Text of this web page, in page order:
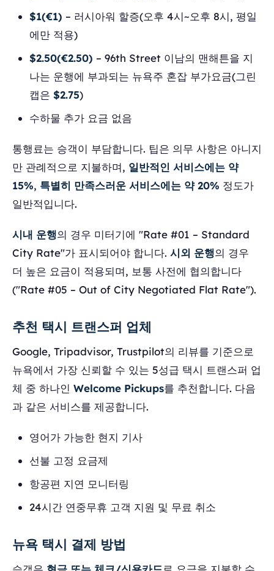
$1(€1) – 러시아워 할증(오후 4시~오후 8시, 평일
에만 적용)
$2.50(€2.50) – 96th Street 이남의 맨해튼을 지
나는 운행에 부과되는 뉴욕주 혼잡 부가요금(그린
캡은 $2.75)
수하물 추가 요금 없음
통행료는 승객이 부담합니다. 팁은 의무 사항은 아니지
만 관례적으로 지불하며, 일반적인 서비스에는 약
15%, 특별히 만족스러운 서비스에는 약 20% 정도가
일반적입니다.
시내 운행의 경우 미터기에 "Rate #01 – Standard
City Rate"가 표시되어야 합니다. 시외 운행의 경우
더 높은 요금이 적용되며, 보통 사전에 협의합니다
("Rate #05 – Out of City Negotiated Flat Rate").
추천 택시 트랜스퍼 업체
Google, Tripadvisor, Trustpilot의 리뷰를 기준으로
뉴욕에서 가장 신뢰할 수 있는 5성급 택시 트랜스퍼 업
체 중 하나인 Welcome Pickups를 추천합니다. 다음
과 같은 서비스를 제공합니다.
영어가 가능한 현지 기사
선불 고정 요금제
항공편 지연 모니터링
24시간 연중무휴 고객 지원 및 무료 취소
뉴욕 택시 결제 방법